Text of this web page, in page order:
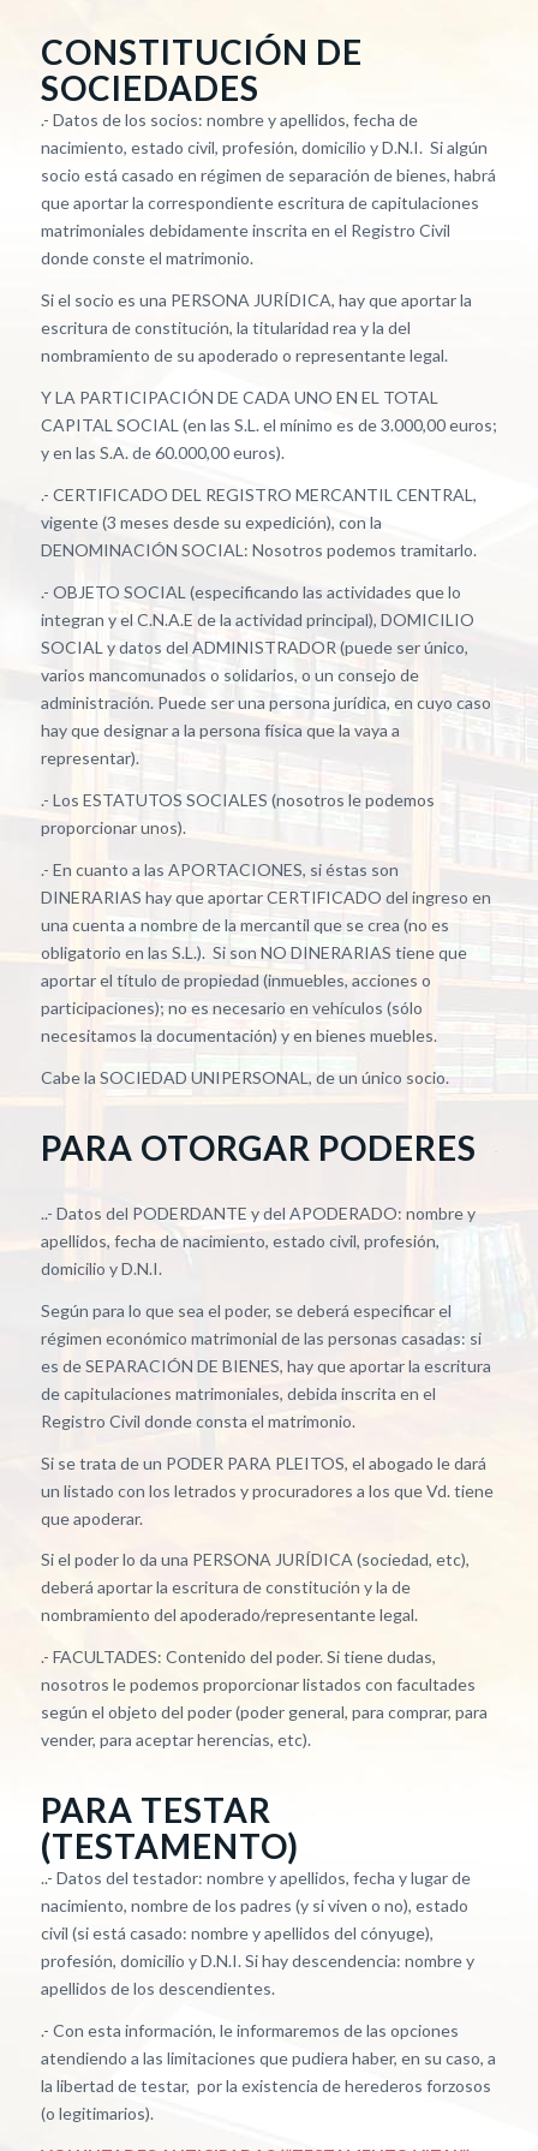
CONSTITUCIÓN DE
SOCIEDADES
.- Datos de los socios: nombre y apellidos, fecha de
nacimiento, estado civil, profesión, domicilio y D.N.I. Si algún
socio está casado en régimen de separación de bienes, habrá
que aportar la correspondiente escritura de capitulaciones
matrimoniales debidamente inscrita en el Registro Civil
donde conste el matrimonio.
Si el socio es una PERSONA JURÍDICA, hay que aportar la
escritura de constitución, la titularidad rea y la del
nombramiento de su apoderado o representante legal.
Y LA PARTICIPACIÓN DE CADA UNO EN EL TOTAL
CAPITAL SOCIAL (en las S.L. el mínimo es de 3.000,00 euros;
y en las S.A. de 60.000,00 euros).
.- CERTIFICADO DEL REGISTRO MERCANTIL CENTRAL,
vigente (3 meses desde su expedición), con la
DENOMINACIÓN SOCIAL: Nosotros podemos tramitarlo.
.- OBJETO SOCIAL (especificando las actividades que lo
integran y el C.N.A.E de la actividad principal), DOMICILIO
SOCIAL y datos del ADMINISTRADOR (puede ser único,
varios mancomunados o solidarios, o un consejo de
administración. Puede ser una persona jurídica, en cuyo caso
hay que designar a la persona física que la vaya a
representar).
.- Los ESTATUTOS SOCIALES (nosotros le podemos
proporcionar unos).
.- En cuanto a las APORTACIONES, si éstas son
DINERARIAS hay que aportar CERTIFICADO del ingreso en
una cuenta a nombre de la mercantil que se crea (no es
obligatorio en las S.L.). Si son NO DINERARIAS tiene que
aportar el título de propiedad (inmuebles, acciones o
participaciones); no es necesario en vehículos (sólo
necesitamos la documentación) y en bienes muebles.
Cabe la SOCIEDAD UNIPERSONAL, de un único socio.
PARA OTORGAR PODERES
..- Datos del PODERDANTE y del APODERADO: nombre y
apellidos, fecha de nacimiento, estado civil, profesión,
domicilio y D.N.I.
Según para lo que sea el poder, se deberá especificar el
régimen económico matrimonial de las personas casadas: si
es de SEPARACIÓN DE BIENES, hay que aportar la escritura
de capitulaciones matrimoniales, debida inscrita en el
Registro Civil donde consta el matrimonio.
Si se trata de un PODER PARA PLEITOS, el abogado le dará
un listado con los letrados y procuradores a los que Vd. tiene
que apoderar.
Si el poder lo da una PERSONA JURÍDICA (sociedad, etc),
deberá aportar la escritura de constitución y la de
nombramiento del apoderado/representante legal.
.- FACULTADES: Contenido del poder. Si tiene dudas,
nosotros le podemos proporcionar listados con facultades
según el objeto del poder (poder general, para comprar, para
vender, para aceptar herencias, etc).
PARA TESTAR
(TESTAMENTO)
..- Datos del testador: nombre y apellidos, fecha y lugar de
nacimiento, nombre de los padres (y si viven o no), estado
civil (si está casado: nombre y apellidos del cónyuge),
profesión, domicilio y D.N.I. Si hay descendencia: nombre y
apellidos de los descendientes.
.- Con esta información, le informaremos de las opciones
atendiendo a las limitaciones que pudiera haber, en su caso, a
la libertad de testar, por la existencia de herederos forzosos
(o legitimarios).